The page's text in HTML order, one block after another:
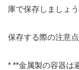
庫で保存しましょう
保存する際の注意
* **金属製の容器は